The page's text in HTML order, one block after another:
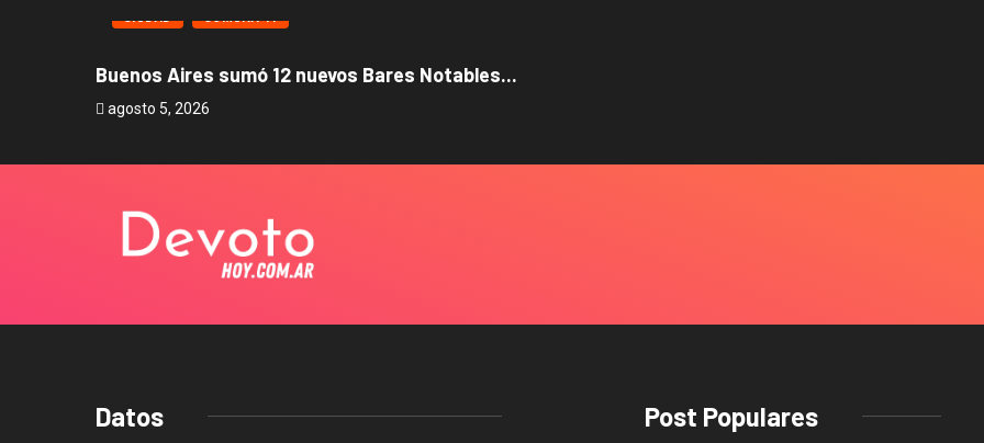
CIUDAD COMUNA 11
Buenos Aires sumó 12 nuevos Bares Notables...
agosto 5, 2026
Datos Post Populares